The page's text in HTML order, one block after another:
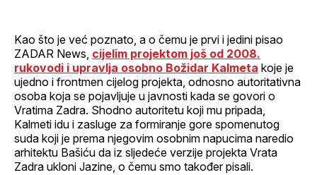
Kao što je već poznato, a o čemu je prvi i jedini pisao
ZADAR News, cijelim projektom još od 2008.
rukovodi i upravlja osobno Božidar Kalmeta koje je
ujedno i frontmen cijelog projekta, odnosno autoritativna
osoba koja se pojavljuje u javnosti kada se govori o
Vratima Zadra. Shodno autoritetu koji mu pripada,
Kalmeti idu i zasluge za formiranje gore spomenutog
suda koji je prema njegovim osobnim napucima naredio
arhitektu Bašiću da iz sljedeće verzije projekta Vrata
Zadra ukloni Jazine, o čemu smo također pisali.